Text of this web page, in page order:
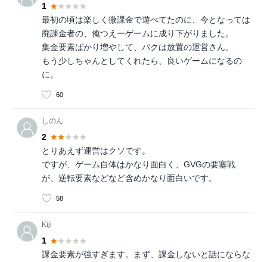
1
最初の頃は楽しく微課金で遊べてたのに、今となっては
廃課金者の、俺つえーゲームに成り下がりました。
集金要素ばかり増やして、バクは放置の運営さん。
もう少しちゃんとしてくれたら、良いゲームになるの
に。
60
しのん
2
とりあえず運営はクソです。
ですが、ゲーム自体はかなり面白く、GVGの要塞戦
が、逆転要素などなど含めかなり面白いです。
58
Kiji
1
課金要素が強すぎます。まず、課金しないと話にならな